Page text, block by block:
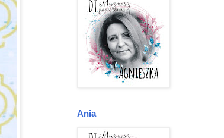
Ania